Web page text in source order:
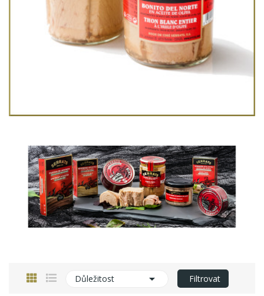
Důležitost  Filtrovat